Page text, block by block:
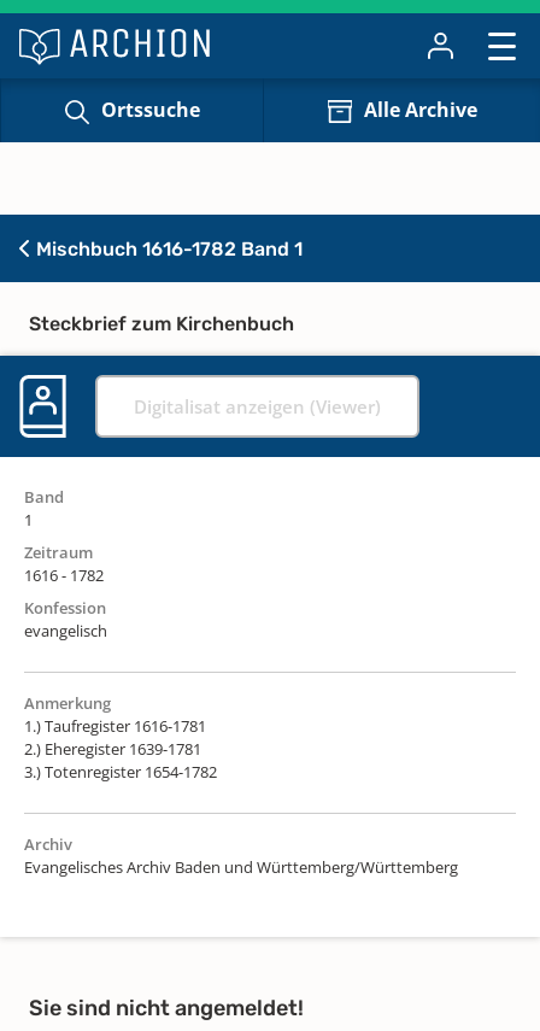
Ortssuche Alle Archive
Mischbuch 1616-1782 Band 1
Steckbrief zum Kirchenbuch
Digitalisat anzeigen (Viewer)
Band
1
Zeitraum
1616 - 1782
Konfession
evangelisch
Anmerkung
1.) Taufregister 1616-1781
2.) Eheregister 1639-1781
3.) Totenregister 1654-1782
Archiv
Evangelisches Archiv Baden und Württemberg/Württemberg
Sie sind nicht angemeldet!